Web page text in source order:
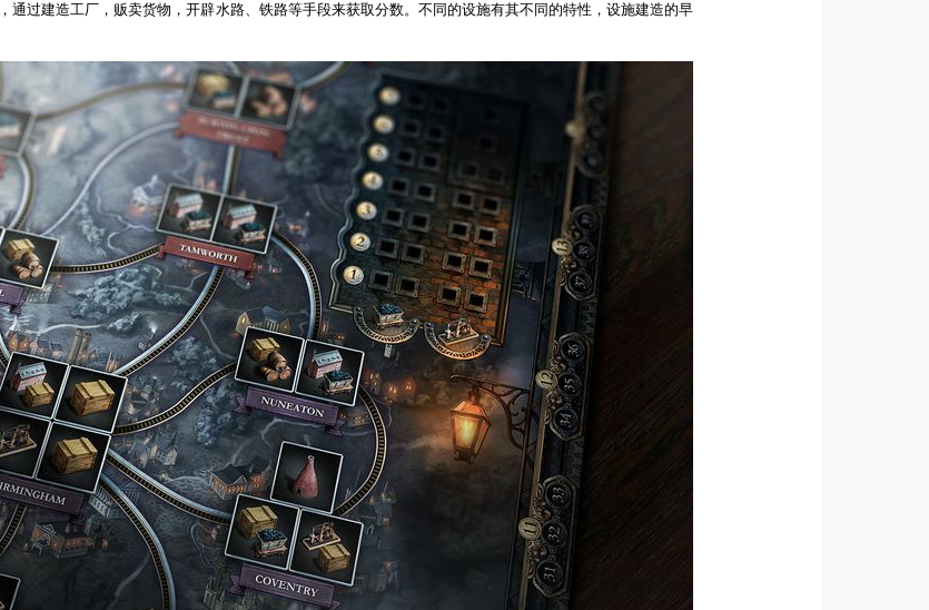
通过建造工厂，贩卖货物，开辟水路、铁路等手段来获取分数。不同的设施有其不同的特性，设施建造的早